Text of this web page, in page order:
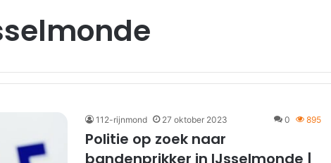
112-rijnmond 27 oktober 2023 0 895
Politie op zoek naar
bandenprikker in IJsselmonde |